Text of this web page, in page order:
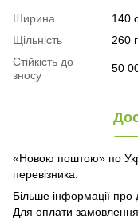
Ширина
140
Щільність
260
Стійкість до
зносу
50
«Новою поштою» по
перевізника.
Більше інформації про
Для оплати